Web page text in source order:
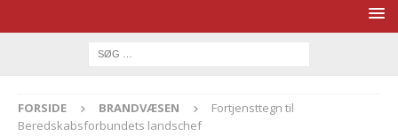
FORSIDE BRANDVÆSEN
Fortjensttegn til
Beredskabsforbundets landschef